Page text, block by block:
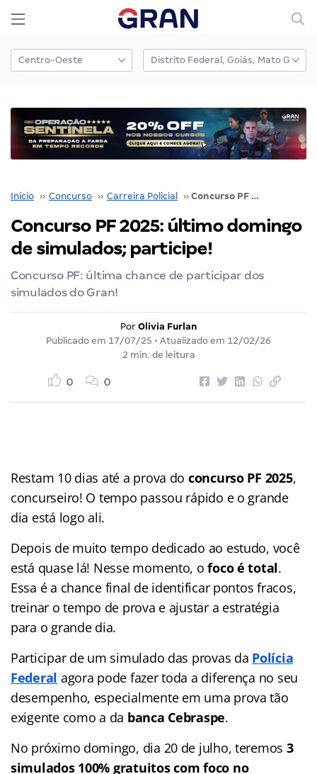
Início ›› Concurso ›› Carreira Policial ›› Concurso PF 2025: último domingo de simulados; participe!
Concurso PF 2025: último domingo
de simulados; participe!
Concurso PF: última chance de participar dos
simulados do Gran!
Por Olivia Furlan
Publicado em 17/07/25 • Atualizado em 12/02/26
2 min. de leitura
0 0
Restam 10 dias até a prova do concurso PF 2025,
concurseiro! O tempo passou rápido e o grande
dia está logo ali.
Depois de muito tempo dedicado ao estudo, você
está quase lá! Nesse momento, ofoco é total.
Essa é a chance final de identificar pontos fracos,
treinar o tempo de prova e ajustar a estratégia
para o grande dia.
Participar de um simulado das provas da Polícia
Federal agora pode fazer toda a diferença no seu
desempenho, especialmente em uma prova tão
exigente como a da banca Cebraspe.
No próximo domingo, dia 20 de julho, teremos 3
simulados 100% gratuitos com foco no